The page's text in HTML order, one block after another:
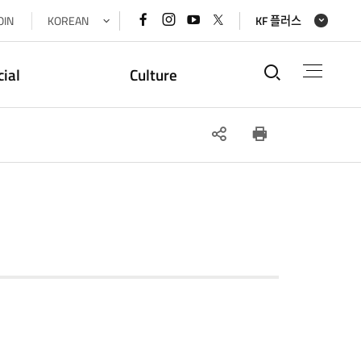
KOREAN 페이스북
바로가기
인스타그램
바로가기
유튜브
바로가기
x(트위터)
바로가기
KF 플러스
Culture 통합검
SNS